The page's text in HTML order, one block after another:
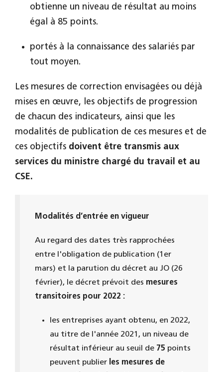
obtienne un niveau de résultat au moins
égal à 85 points.
portés à la connaissance des salariés par
tout moyen.
Les mesures de correction envisagées ou déjà
mises en œuvre, les objectifs de progression
de chacun des indicateurs, ainsi que les
modalités de publication de ces mesures et de
ces objectifs doivent être transmis aux
services du ministre chargé du travail et au
CSE.
Modalités d’entrée en vigueur
Au regard des dates très rapprochées
entre l'obligation de publication (1er
mars) et la parution du décret au JO (26
février), le décret prévoit des mesures
transitoires pour 2022 :
les entreprises ayant obtenu, en 2022,
au titre de l'année 2021, un niveau de
résultat inférieur au seuil de 75 points
peuvent publier les mesures de